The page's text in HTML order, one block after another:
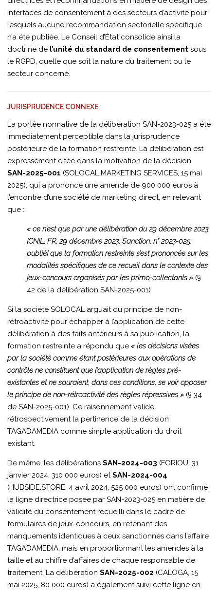
interfaces de consentement à des secteurs d’activité pour
lesquels aucune recommandation sectorielle spécifique
n’a été publiée. Le Conseil d’État consolide ainsi la
doctrine de l’unité du standard de consentement sous
le RGPD, quelle que soit la nature du traitement ou le
secteur concerné.
JURISPRUDENCE CONNEXE
La portée normative de la délibération SAN-2023-025 a été
immédiatement perceptible dans la jurisprudence
postérieure de la formation restreinte. La délibération est
expressément citée dans la motivation de la décision
SAN-2025-001 (SOLOCAL MARKETING SERVICES, 15 mai
2025), qui a prononcé une amende de 900 000 euros à
l’encontre d’une société de marketing direct, en relevant
que :
« ce n’est que par une délibération du 29 décembre 2023
[CNIL, FR, 29 décembre 2023, Sanction, n° 2023-025,
publié] que la formation restreinte s’est prononcée sur les
modalités spécifiques de ce recueil dans le contexte des
jeux-concours organisés par les primo-collectants » (§
42 de la délibération SAN-2025-001)
Si la société SOLOCAL arguait du principe de non-
rétroactivité pour échapper à l’application de cette
délibération à des faits antérieurs à sa publication, la
formation restreinte a répondu que « les décisions visées
par la société comme étant postérieures aux opérations de
contrôle ne constituent que l’application de règles pré-
existantes et ne sauraient, dans ces conditions, se voir opposer
le principe de non-rétroactivité des règles répressives » (§ 34
de SAN-2025-001). Ce raisonnement valide
rétrospectivement la pertinence de la décision
TAGADAMEDIA comme simple application du droit
existant.
De même, les délibérations SAN-2024-003 (FORIOU, 31
janvier 2024, 310 000 euros) etSAN-2024-004
(HUBSIDE.STORE, 4 avril 2024, 525 000 euros) ont confirmé
la ligne directrice posée par SAN-2023-025 en matière de
validité du consentement recueilli dans le cadre de
formulaires de jeux-concours, en retenant des
manquements identiques à ceux sanctionnés dans l’affaire
TAGADAMEDIA, mais en proportionnant les amendes à la
taille et au chiffre d’affaires de chaque responsable de
traitement. La délibération SAN-2025-002 (CALOGA, 15
mai 2025, 80 000 euros) a également suivi cette ligne en